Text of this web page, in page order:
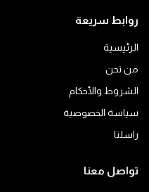
روابط سريعة
الرئيسية
من نحن
الشروط والأحكام
سياسة الخصوصية
راسلنا
تواصل معنا